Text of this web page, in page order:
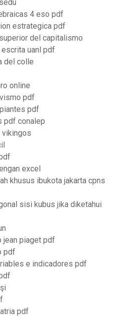
4 eso pdf
estrategica pdf
del capitalismo
uanl pdf
del colle
online
pdf
pdf
pdf conalep
vikingos
excel
khusus ibukota jakarta cpns
sisi kubus jika diketahui
jean piaget pdf
pdf
e indicadores pdf
pdf